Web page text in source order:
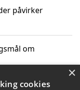
påvirker
om
×
cookies